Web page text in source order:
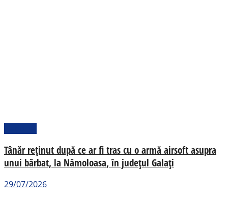
Tânăr reținut după ce ar fi tras cu o armă airsoft asupra
unui bărbat, la Nămoloasa, în județul Galați
29/07/2026